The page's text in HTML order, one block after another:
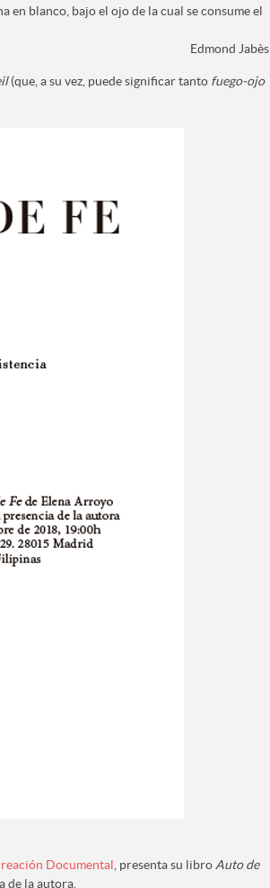
en blanco, bajo el ojo de la cual se consume el
Edmond Jabès
(que, a su vez, puede significar tanto fuego-ojo
Documental , presenta su libro Auto de
de la autora.